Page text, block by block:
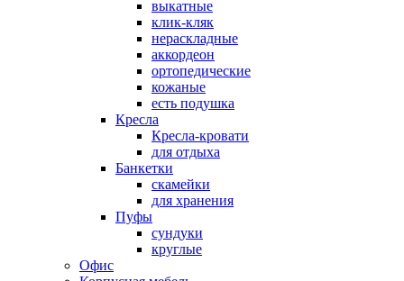
выкатные
клик-кляк
нераскладные
аккордеон
ортопедические
кожаные
есть подушка
Кресла
Кресла-кровати
для отдыха
Банкетки
скамейки
для хранения
Пуфы
сундуки
круглые
Офис